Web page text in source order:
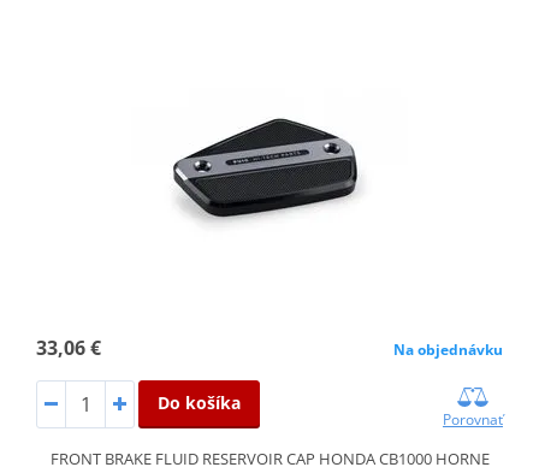
33,06 € Na objednávku
Do košíka
Porovnať
FRONT BRAKE FLUID RESERVOIR CAP HONDA CB1000 HORNE